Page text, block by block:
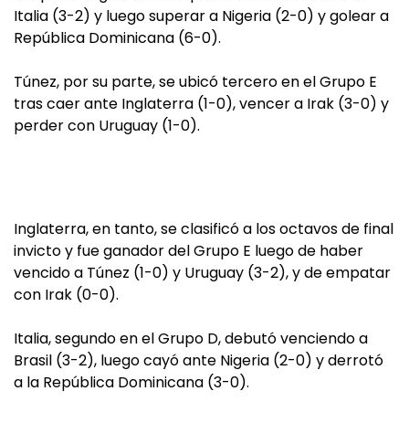
Italia (3-2) y luego superar a Nigeria (2-0) y golear a
República Dominicana (6-0).
Túnez, por su parte, se ubicó tercero en el Grupo E
tras caer ante Inglaterra (1-0), vencer a Irak (3-0) y
perder con Uruguay (1-0).
Inglaterra, en tanto, se clasificó a los octavos de final
invicto y fue ganador del Grupo E luego de haber
vencido a Túnez (1-0) y Uruguay (3-2), y de empatar
con Irak (0-0).
Italia, segundo en el Grupo D, debutó venciendo a
Brasil (3-2), luego cayó ante Nigeria (2-0) y derrotó
a la República Dominicana (3-0).